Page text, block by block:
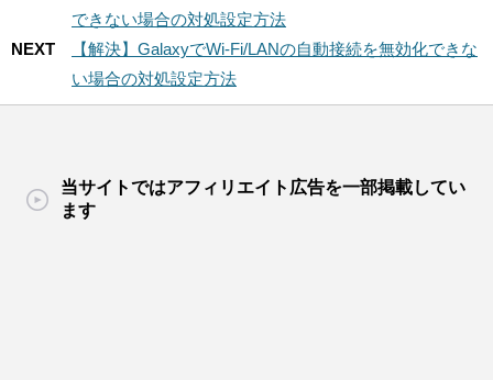
できない場合の対処設定方法
NEXT
【解決】GalaxyでWi-Fi/LANの自動接続を無効化できな
い場合の対処設定方法
当サイトではアフィリエイト広告を一部掲載してい
ます